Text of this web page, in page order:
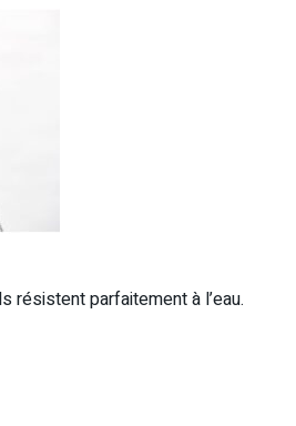
résistent parfaitement à l’eau.